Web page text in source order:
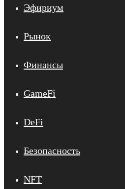
Эфириум
Рынок
Финансы
GameFi
DeFi
Безопасность
NFT